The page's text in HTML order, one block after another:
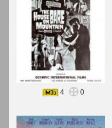
4
0